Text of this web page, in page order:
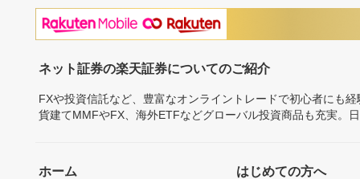
ネット証券の楽天証券についてのご紹介
FXや投資信託など、豊富なオンライントレードで初心者にも
貨建てMMFやFX、海外ETFなどグローバル投資商品も充実。
ホーム はじめての方へ